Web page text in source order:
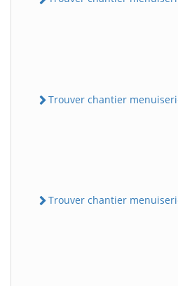
Trouver chantier menuiserie
Trouver chantier